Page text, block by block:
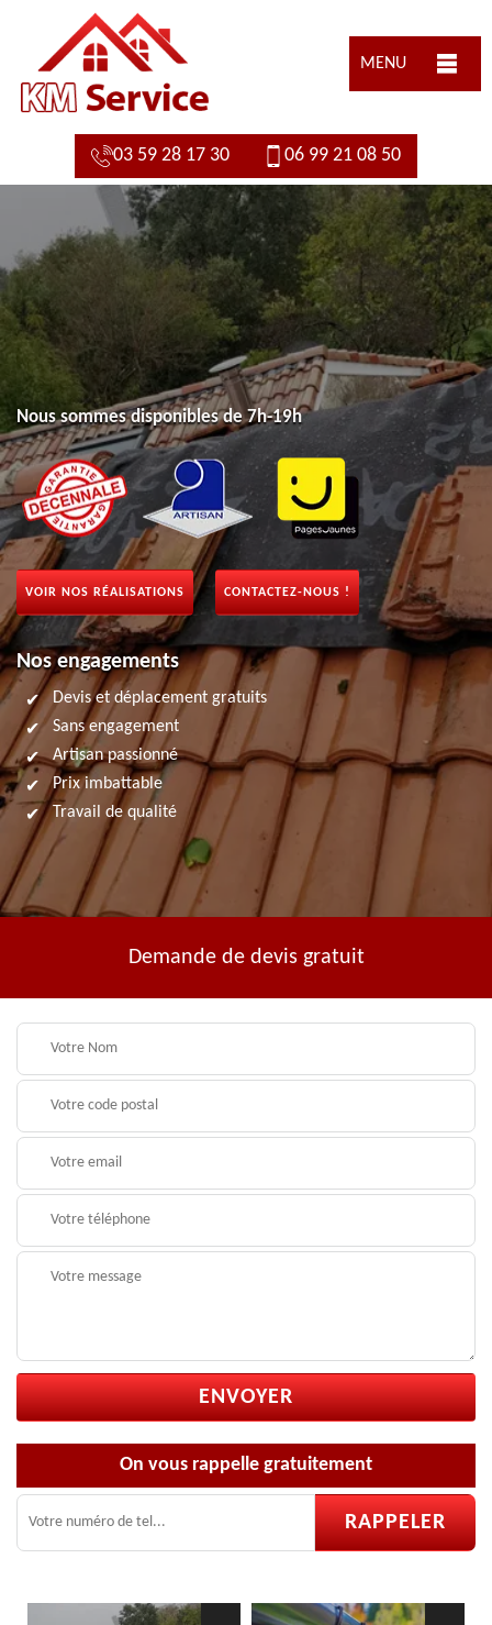
MENU
03 59 28 17 30 06 99 21 08 50
Nous sommes disponibles de 7h-19h
VOIR NOS RÉALISATIONS CONTACTEZ-NOUS !
Nos engagements
Devis et déplacement gratuits
Sans engagement
Artisan passionné
Prix imbattable
Travail de qualité
Demande de devis gratuit
On vous rappelle gratuitement